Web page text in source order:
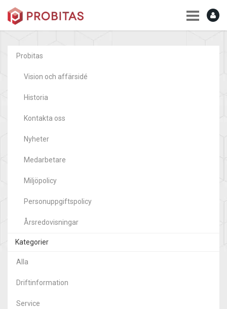
Probitas
Vision och affärsidé
Historia
Kontakta oss
Nyheter
Medarbetare
Miljöpolicy
Personuppgiftspolicy
Årsredovisningar
Kategorier
Alla
Driftinformation
Service